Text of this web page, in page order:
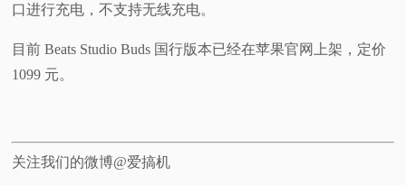
口进行充电，不支持无线充电。
目前 Beats Studio Buds 国行版本已经在苹果官网上架，定价
1099 元。
关注我们的微博@爱搞机